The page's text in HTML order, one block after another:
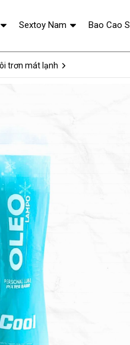
trơn mát lạnh
Sextoy Nam Bao Cao